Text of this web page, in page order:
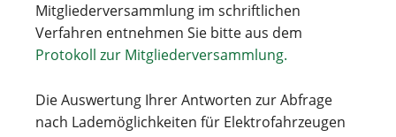
Mitgliederversammlung im schriftlichen
Verfahren entnehmen Sie bitte aus dem
Protokoll zur Mitgliederversammlung.
Die Auswertung Ihrer Antworten zur Abfrage
nach Lademöglichkeiten für Elektrofahrzeugen